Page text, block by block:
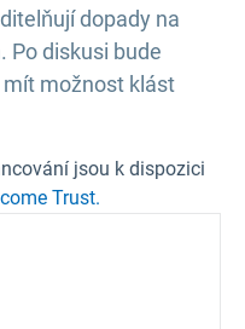
dopady na
Po diskusi bude
mít možnost klást
jsou k dispozici
Trust.